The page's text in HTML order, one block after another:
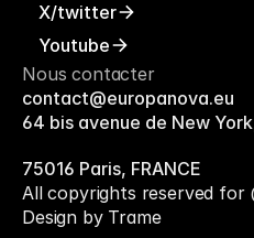
X/twitter
Youtube
Nous contacter
contact@europanova.eu
64 bis avenue de New
75016 Paris, FRANCE
All copyrights reserved for
Design by Trame